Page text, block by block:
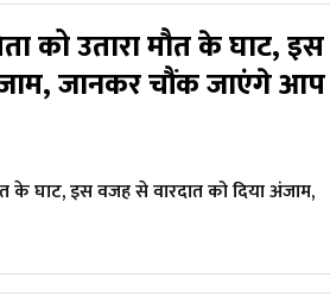
को उतारा मौत के घाट, इस
जानकर चौंक जाएंगे आप
के घाट, इस वजह से वारदात को दिया अंजाम,